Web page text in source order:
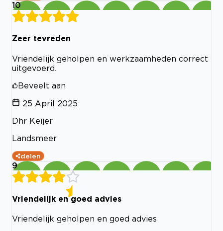
10
Zeer tevreden
Vriendelijk geholpen en werkzaamheden correct
uitgevoerd.
Beveelt aan
25 April 2025
Dhr Keijer
Landsmeer
delen
9
Vriendelijk en goed advies
Vriendelijk geholpen en goed advies